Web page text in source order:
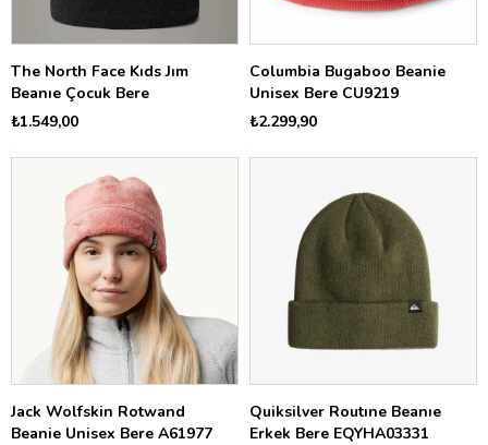
The North Face Kıds Jım
Beanıe Çocuk Bere
₺1.549,00
Columbia Bugaboo Beanie
Unisex Bere CU9219
₺2.299,90
Jack Wolfskin Rotwand
Beanie Unisex Bere A61977
Quiksilver Routıne Beanıe
Erkek Bere EQYHA03331